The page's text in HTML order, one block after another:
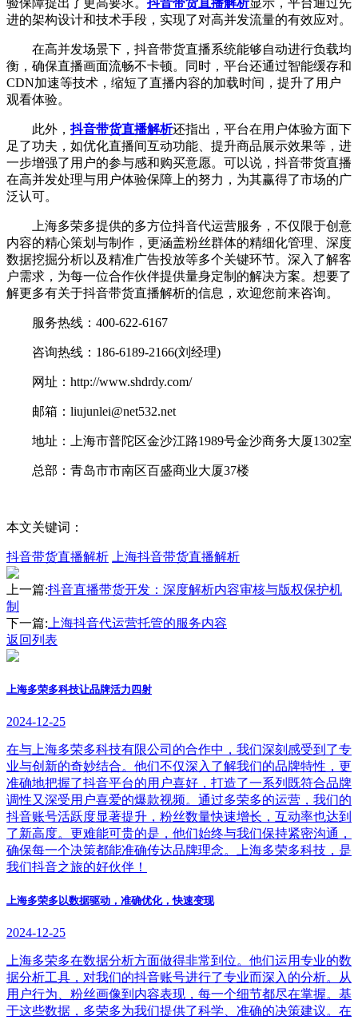
进的架构设计和技术手段，实现了对高并发流量的有效应对。
在高并发场景下，抖音带货直播系统能够自动进行负载均
衡，确保直播画面流畅不卡顿。同时，平台还通过智能缓存和
CDN加速等技术，缩短了直播内容的加载时间，提升了用户
观看体验。
此外，抖音带货直播解析还指出，平台在用户体验方面下
足了功夫，如优化直播间互动功能、提升商品展示效果等，进
一步增强了用户的参与感和购买意愿。可以说，抖音带货直播
在高并发处理与用户体验保障上的努力，为其赢得了市场的广
泛认可。
上海多荣多提供的多方位抖音代运营服务，不仅限于创意
内容的精心策划与制作，更涵盖粉丝群体的精细化管理、深度
数据挖掘分析以及精准广告投放等多个关键环节。深入了解客
户需求，为每一位合作伙伴提供量身定制的解决方案。想要了
解更多有关于抖音带货直播解析的信息，欢迎您前来咨询。
服务热线：400-622-6167
咨询热线：186-6189-2166(刘经理)
网址：http://www.shdrdy.com/
邮箱：liujunlei@net532.net
地址：上海市普陀区金沙江路1989号金沙商务大厦1302室
总部：青岛市市南区百盛商业大厦37楼
本文关键词：
抖音带货直播解析 上海抖音带货直播解析
上一篇:抖音直播带货开发：深度解析内容审核与版权保护机
制
下一篇: 上海抖音代运营托管的服务内容
返回列表
上海多荣多科技让品牌活力四射
2024-12-25
在与上海多荣多科技有限公司的合作中，我们深刻感受到了专
业与创新的奇妙结合。他们不仅深入了解我们的品牌特性，更
准确地把握了抖音平台的用户喜好，打造了一系列既符合品牌
调性又深受用户喜爱的爆款视频。通过多荣多的运营，我们的
抖音账号活跃度显著提升，粉丝数量快速增长，互动率也达到
了新高度。更难能可贵的是，他们始终与我们保持紧密沟通，
确保每一个决策都能准确传达品牌理念。上海多荣多科技，是
我们抖音之旅的好伙伴！
上海多荣多以数据驱动，准确优化，快速变现
2024-12-25
上海多荣多在数据分析方面做得非常到位。他们运用专业的数
据分析工具，对我们的抖音账号进行了专业而深入的分析。从
用户行为、粉丝画像到内容表现，每一个细节都尽在掌握。基
于这些数据，多荣多为我们提供了科学、准确的决策建议。在